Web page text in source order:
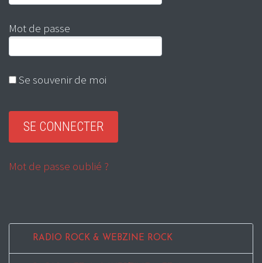
Mot de passe
Se souvenir de moi
Mot de passe oublié ?
RADIO ROCK & WEBZINE ROCK